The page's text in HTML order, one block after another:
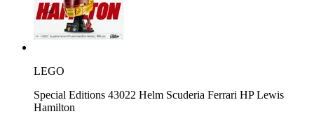
LEGO
Special Editions 43022 Helm Scuderia Ferrari HP Lewis
Hamilton